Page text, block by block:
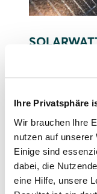
Ihre Privatsphäre
Wir brauchen Ihre
nutzen auf unserer
Einige sind
dabei, die
eine Hilfe, unsere